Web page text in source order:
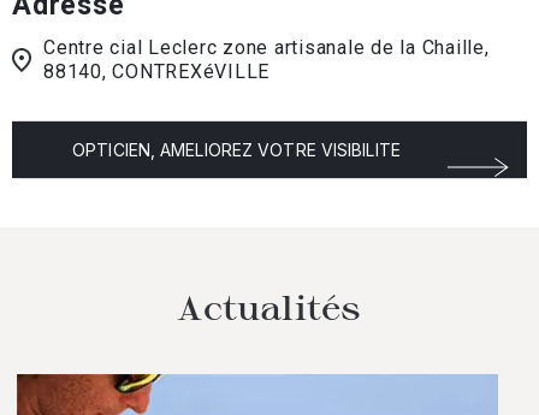
Centre cial Leclerc zone artisanale de la Chaille,
88140, CONTREXéVILLE
OPTICIEN, AMELIOREZ VOTRE VISIBILITE
Actualités